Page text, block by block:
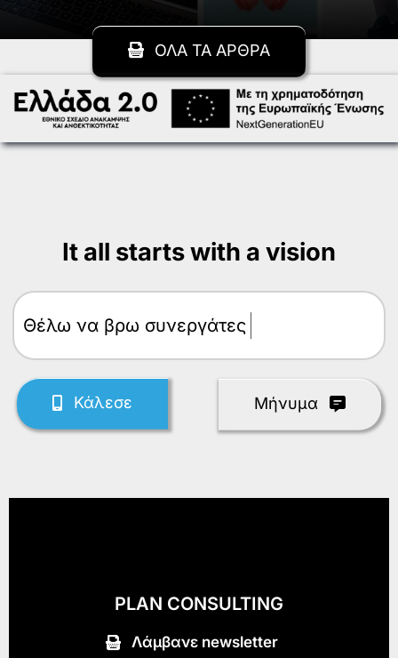
ΟΛΑ ΤΑ ΑΡΘΡΑ
It all starts with a vision
Θέλω
Κάλεσε Mήνυμα
PLAN CONSULTING
Λάμβανε newsletter